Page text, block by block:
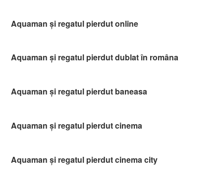
Aquaman și regatul pierdut online
Aquaman și regatul pierdut dublat în româna
Aquaman și regatul pierdut baneasa
Aquaman și regatul pierdut cinema
Aquaman și regatul pierdut cinema city